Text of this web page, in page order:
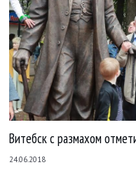
Витебск с размахом
24.06.2018